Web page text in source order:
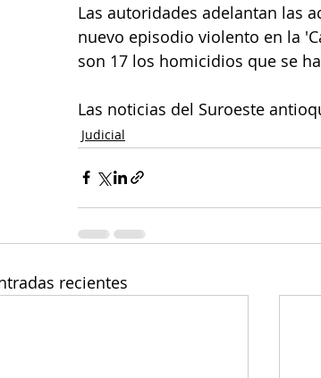
Las autoridades adelantan las
nuevo episodio violento en la
son 17 los homicidios que se
Las noticias del Suroeste
Judicial
recientes